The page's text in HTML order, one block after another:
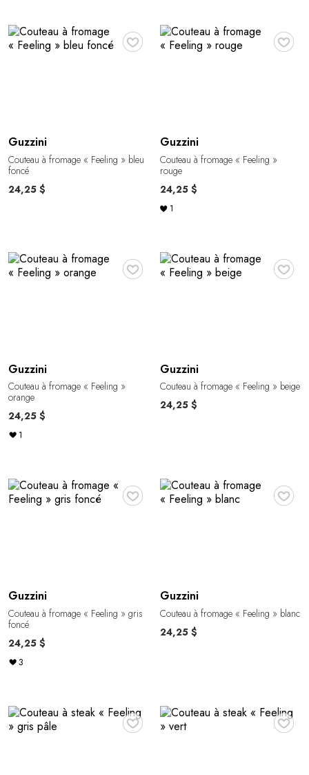
♥
Guzzini
Couteau à fromage « Feeling » bleu
foncé
24,25 $
♥
Guzzini
Couteau à fromage « Feeling »
rouge
24,25 $
1
♥
Guzzini
Couteau à fromage « Feeling »
orange
24,25 $
1
♥
Guzzini
Couteau à fromage « Feeling » beige
24,25 $
♥
Guzzini
Couteau à fromage « Feeling » gris
foncé
24,25 $
3
♥
Guzzini
Couteau à fromage « Feeling » blanc
24,25 $
♥ ♥